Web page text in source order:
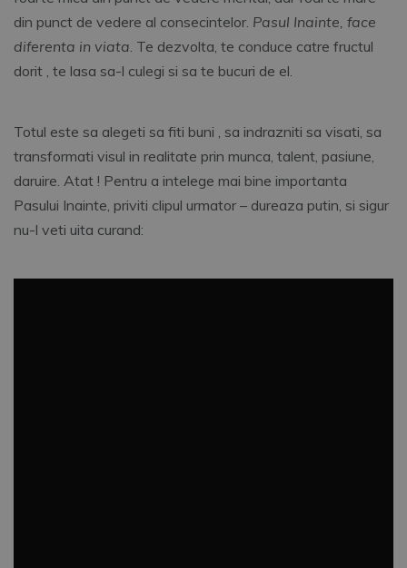
din punct de vedere al consecintelor. Pasul Inainte, face
diferenta in viata. Te dezvolta, te conduce catre fructul
dorit , te lasa sa-l culegi si sa te bucuri de el.
Totul este sa alegeti sa fiti buni , sa indrazniti sa visati, sa
transformati visul in realitate prin munca, talent, pasiune,
daruire. Atat ! Pentru a intelege mai bine importanta
Pasului Inainte, priviti clipul urmator – dureaza putin, si sigur
nu-l veti uita curand: